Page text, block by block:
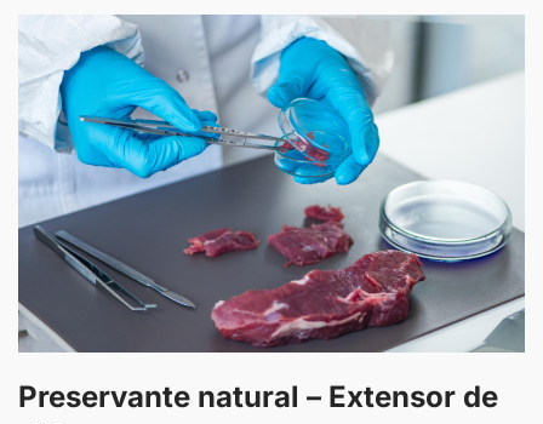
Preservante natural – Extensor de